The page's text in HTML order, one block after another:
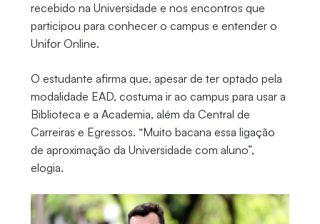
recebido na Universidade e nos encontros que
participou para conhecer o campus e entender o
Unifor Online.
O estudante afirma que, apesar de ter optado pela
modalidade EAD, costuma ir ao campus para usar a
Biblioteca e a Academia, além da Central de
Carreiras e Egressos. “Muito bacana essa ligação
de aproximação da Universidade com aluno”,
elogia.